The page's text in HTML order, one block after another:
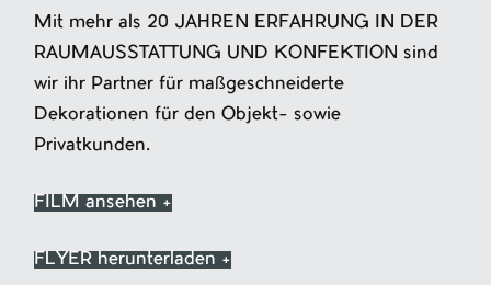
Mit mehr als 20 JAHREN ERFAHRUNG IN DER
RAUMAUSSTATTUNG UND KONFEKTION sind
wir ihr Partner für maßgeschneiderte
Dekorationen für den Objekt- sowie
Privatkunden.
FILM ansehen +
FLYER herunterladen +